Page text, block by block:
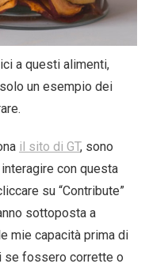
a questi alimenti,
un esempio dei
il sito di GT, sono
con questa
su “Contribute”
sottoposta a
mie capacità prima di
se fossero corrette o